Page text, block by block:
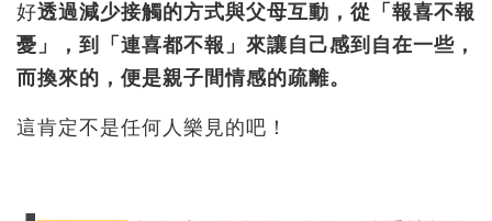
好透過減少接觸的方式與父母互動，從「報喜不報
憂」，到「連喜都不報」來讓自己感到自在一些，
而換來的，便是親子間情感的疏離。
這肯定不是任何人樂見的吧！